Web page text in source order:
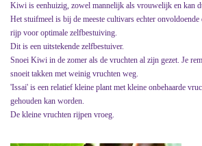
Kiwi is eenhuizig, zowel mannelijk als vrouwelijk en kan
Het stuifmeel is bij de meeste cultivars echter
rijp voor optimale zelfbestuiving.
Dit is een uitstekende zelfbestuiver.
Snoei Kiwi in de zomer als de vruchten al zijn gezet. Je
snoeit takken met weinig vruchten weg.
'Issai' is een relatief kleine plant met kleine onbehaarde
gehouden kan worden.
De kleine vruchten rijpen vroeg.